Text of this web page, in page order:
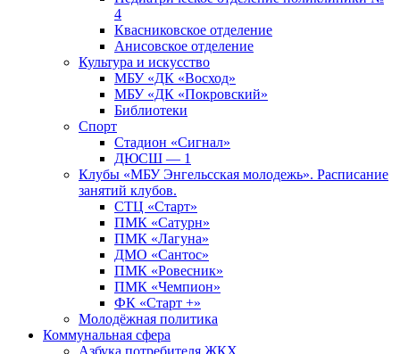
4
Квасниковское отделение
Анисовское отделение
Культура и искусство
МБУ «ДК «Восход»
МБУ «ДК «Покровский»
Библиотеки
Спорт
Стадион «Сигнал»
ДЮСШ — 1
Клубы «МБУ Энгельсская молодежь». Расписание
занятий клубов.
СТЦ «Старт»
ПМК «Сатурн»
ПМК «Лагуна»
ДМО «Сантос»
ПМК «Ровесник»
ПМК «Чемпион»
ФК «Старт +»
Молодёжная политика
Коммунальная сфера